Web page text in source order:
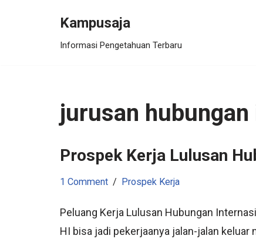
Kampusaja
Informasi Pengetahuan Terbaru
jurusan
Prospek Kerja Lulusan
1 Comment Prospek Kerja
Peluang Kerja Lulusan Hubungan
HI bisa jadi pekerjaanya jalan-jalan keluar